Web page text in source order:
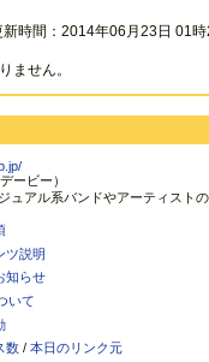
新時間：2014年06月23日 01
ません。
ービー）
ュアル系バンドやアーティスト
ツ説明
知らせ
いて
数 / 本日のリンク元